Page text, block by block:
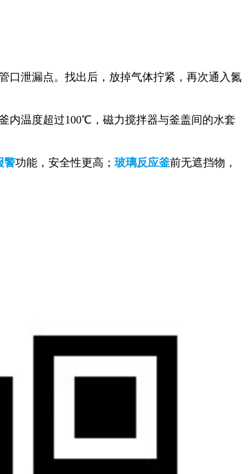
口泄漏点。找出后，放掉气体拧紧，再次通入氮
内温度超过100℃，磁力搅拌器与釜盖间的水套
警功能，安全性更高； 玻璃反应釜前无遮挡物，